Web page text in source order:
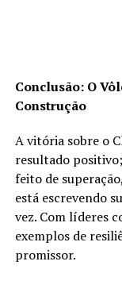
Conclusão: O
Construção
A vitória sobre o
resultado
feito de
está escrevendo
vez. Com líderes
exemplos de
promissor.